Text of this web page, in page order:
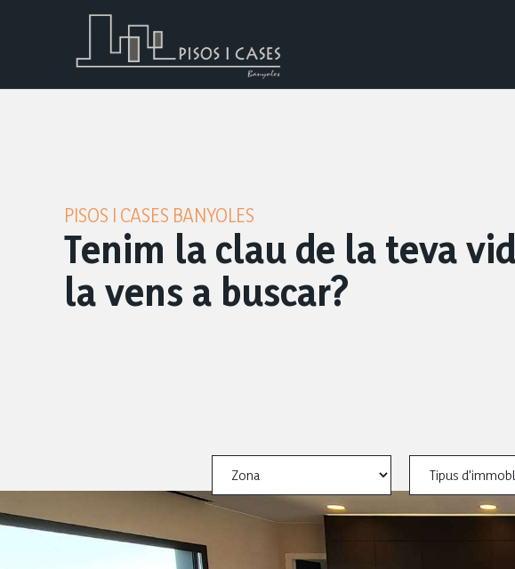
PISOS I CASES BANYOLES
Tenim la clau de la teva
la vens a buscar?